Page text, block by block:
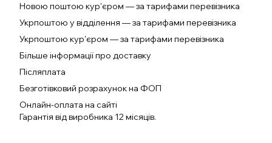
Новою поштою кур'єром — за тарифами перевізника
Укрпоштою у відділення — за тарифами перевізника
Укрпоштою кур'єром — за тарифами перевізника
Більше інформації про доставку
Післяплата
Безготівковий розрахунок на ФОП
Онлайн-оплата на сайті
Гарантія від виробника 12 місяців.